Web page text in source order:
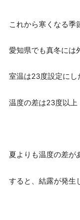
これから寒くなる季
愛知県でも真冬には
室温は23度設定にし
温度の差は23度以上
夏よりも温度の差が
すると、結露が発生